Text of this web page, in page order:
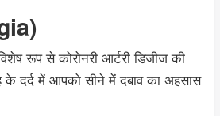
रूप से कोरोनरी आर्टरी डिजीज की
दर्द में आपको सीने में दबाव का अहसास